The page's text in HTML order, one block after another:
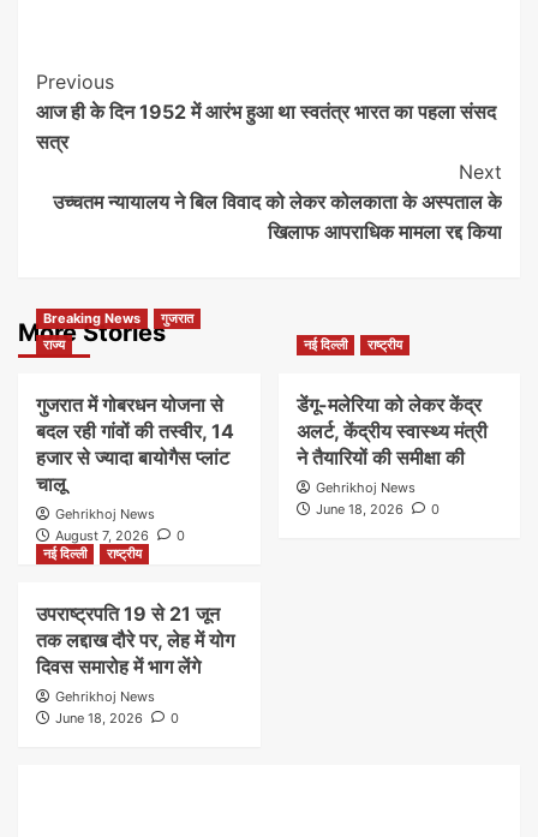
Post
Navigation
Previous
आज ही के दिन 1952 में आरंभ हुआ था स्‍वतंत्र भारत का पहला संसद
सत्र
Next
उच्चतम न्यायालय ने बिल विवाद को लेकर कोलकाता के अस्पताल के
खिलाफ आपराधिक मामला रद्द किया
More Stories
Breaking News
गुजरात
राज्य
गुजरात में गोबरधन योजना से
बदल रही गांवों की तस्वीर, 14
हजार से ज्यादा बायोगैस प्लांट
चालू
Gehrikhoj News
August 7, 2026
0
नई दिल्ली राष्ट्रीय
डेंगू-मलेरिया को लेकर केंद्र
अलर्ट, केंद्रीय स्वास्थ्य मंत्री
ने तैयारियों की समीक्षा की
Gehrikhoj News
June 18, 2026
0
नई दिल्ली राष्ट्रीय
उपराष्ट्रपति 19 से 21 जून
तक लद्दाख दौरे पर, लेह में योग
दिवस समारोह में भाग लेंगे
Gehrikhoj News
June 18, 2026
0